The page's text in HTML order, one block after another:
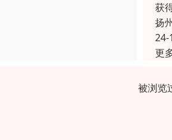
获
扬
24-
更
被浏览